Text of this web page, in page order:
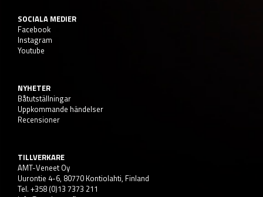
SOCIALA MEDIER
Facebook
Instagram
Youtube
NYHETER
Båtutställningar
Uppkommande händelser
Recensioner
TILLVERKARE
AMT-Veneet Oy
Uurontie 4-6, 80770 Kontiolahti, Finland
Tel. +358 (0)13 7373 211